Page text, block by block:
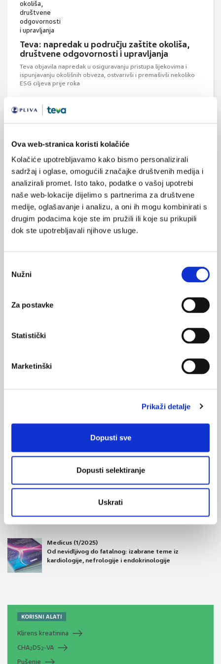
Ova web-stranica koristi kolačiće
Kolačiće upotrebljavamo kako bismo personalizirali
sadržaj i oglase, omogućili značajke društvenih medija i
analizirali promet. Isto tako, podatke o vašoj upotrebi
naše web-lokacije dijelimo s partnerima za društvene
medije, oglašavanje i analizu, a oni ih mogu kombinirati s
drugim podacima koje ste im pružili ili koje su prikupili
dok ste upotrebljavali njihove usluge.
pristanka
Nužni
Za postavke
Statistički
Marketinški
Prikaži detalje
Dopusti sve
Dopusti selektiranje
Uskrati
Teva: napredak u području zaštite okoliša,
društvene odgovornosti i upravljanja
Teva objavila napredak u osiguravanju pristupa lijekovima i
ispunjavanju okolišnih obveza, ostvarivši i premašivši nekoliko
ESG ciljeva prije roka
Svjetski dan zaštite okoliša
Svjetski dan zaštite okoliša obilježava se svake godine 5. lipnja
na godišnjicu održavanja Konferencije Ujedinjenih naroda u
Stockholmu (1972.) posvećene okolišu, na kojoj je usvojen
Program zaštite okoliša Ujedinjenih naroda (UNEP).
Obilježavanjem Dana zaštite okoliša diljem svijeta, Program
Ujedinjenih naroda za okoliš nastoji istaknuti glavne okolišne
Svjetski dan voda 2023.
„Budi promjena koju želiš vidjeti u svijetu“ ovogodišnja je tema
kako bi se skrenula pozornost ljudi diljem svijeta na važnost
očuvanja vode.
Medicus (2/2025)
Medicus (1/2025)
Od nevidljivog do fatalnog: izabrane teme iz
kardiologije, nefrologije i endokrinologije
KORISNI ALATI
Klirens kreatinina
CHA2DS2-VA
Pušenje